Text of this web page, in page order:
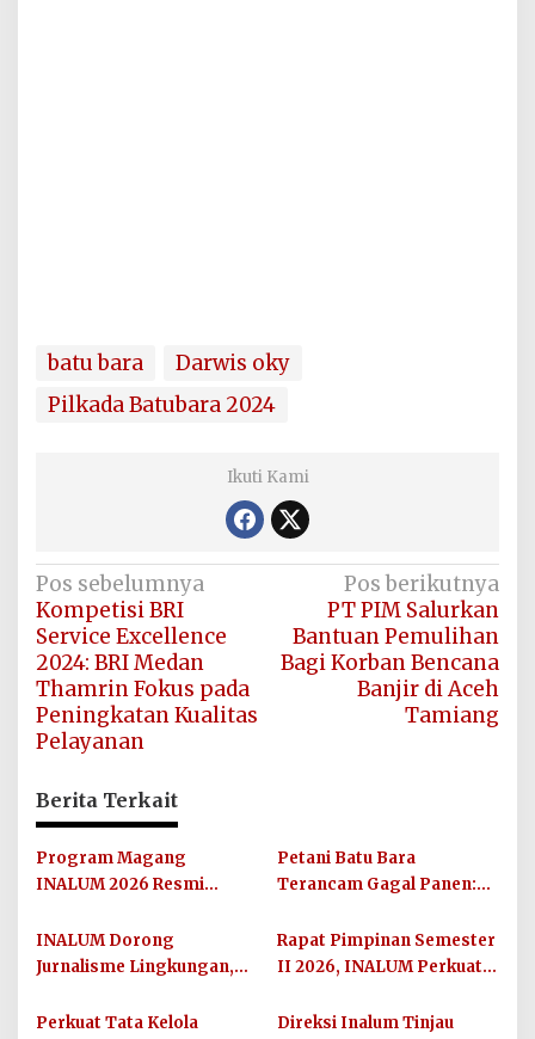
batu bara
Darwis oky
Pilkada Batubara 2024
Ikuti Kami
Navigasi
pos
Pos sebelumnya
Kompetisi BRI
Service Excellence
2024: BRI Medan
Thamrin Fokus pada
Peningkatan Kualitas
Pelayanan
Pos berikutnya
PT PIM Salurkan
Bantuan Pemulihan
Bagi Korban Bencana
Banjir di Aceh
Tamiang
Berita Terkait
Program Magang
INALUM 2026 Resmi
Muda Hadapi Dunia Kerja
Petani Batu Bara
Terancam Gagal Panen:
Digondol Pencuri
INALUM Dorong
Jurnalisme Lingkungan,
Lahirkan 65 Karya
Rapat Pimpinan Semester
II 2026, INALUM Perkuat
Perusahaan
Perkuat Tata Kelola
Direksi Inalum Tinjau